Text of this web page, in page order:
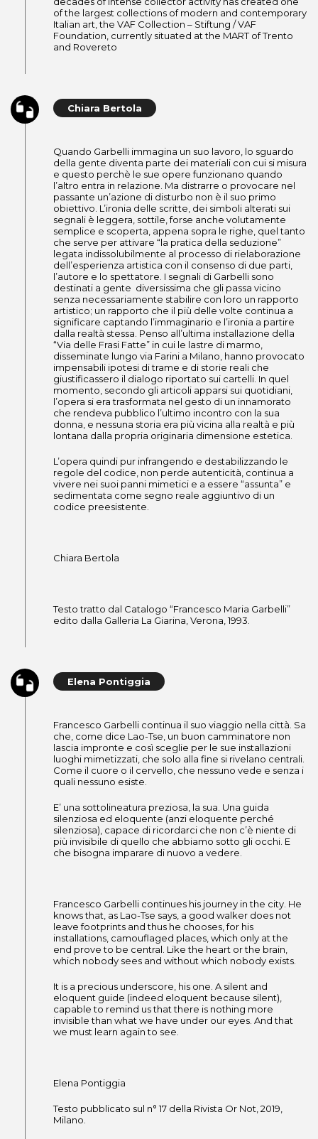
of the largest collections of modern and contemporary
Italian art, the VAF Collection – Stiftung / VAF
Foundation, currently situated at the MART of Trento
and Rovereto
Chiara Bertola
Quando Garbelli immagina un suo lavoro, lo sguardo
della gente diventa parte dei materiali con cui si misura
e questo perchè le sue opere funzionano quando
l’altro entra in relazione. Ma distrarre o provocare nel
passante un’azione di disturbo non è il suo primo
obiettivo. L’ironia delle scritte, dei simboli alterati sui
segnali è leggera, sottile, forse anche volutamente
semplice e scoperta, appena sopra le righe, quel tanto
che serve per attivare “la pratica della seduzione”
legata indissolubilmente al processo di rielaborazione
dell’esperienza artistica con il consenso di due parti,
l’autore e lo spettatore. I segnali di Garbelli sono
destinati a gente diversissima che gli passa vicino
senza necessariamente stabilire con loro un rapporto
artistico; un rapporto che il più delle volte continua a
significare captando l’immaginario e l’ironia a partire
dalla realtà stessa. Penso all’ultima installazione della
“Via delle Frasi Fatte” in cui le lastre di marmo,
disseminate lungo via Farini a Milano, hanno provocato
impensabili ipotesi di trame e di storie reali che
giustificassero il dialogo riportato sui cartelli. In quel
momento, secondo gli articoli apparsi sui quotidiani,
l’opera si era trasformata nel gesto di un innamorato
che rendeva pubblico l’ultimo incontro con la sua
donna, e nessuna storia era più vicina alla realtà e più
lontana dalla propria originaria dimensione estetica.
L’opera quindi pur infrangendo e destabilizzando le
regole del codice, non perde autenticità, continua a
vivere nei suoi panni mimetici e a essere “assunta” e
sedimentata come segno reale aggiuntivo di un
codice preesistente.
Chiara Bertola
Testo tratto dal Catalogo “Francesco Maria Garbelli”
edito dalla Galleria La Giarina, Verona, 1993.
Elena Pontiggia
Francesco Garbelli continua il suo viaggio nella città. Sa
che, come dice Lao-Tse, un buon camminatore non
lascia impronte e così sceglie per le sue installazioni
luoghi mimetizzati, che solo alla fine si rivelano centrali.
Come il cuore o il cervello, che nessuno vede e senza i
quali nessuno esiste.
E’ una sottolineatura preziosa, la sua. Una guida
silenziosa ed eloquente (anzi eloquente perché
silenziosa), capace di ricordarci che non c’è niente di
più invisibile di quello che abbiamo sotto gli occhi. E
che bisogna imparare di nuovo a vedere.
Francesco Garbelli continues his journey in the city. He
knows that, as Lao-Tse says, a good walker does not
leave footprints and thus he chooses, for his
installations, camouflaged places, which only at the
end prove to be central. Like the heart or the brain,
which nobody sees and without which nobody exists.
It is a precious underscore, his one. A silent and
eloquent guide (indeed eloquent because silent),
capable to remind us that there is nothing more
invisible than what we have under our eyes. And that
we must learn again to see.
Elena Pontiggia
Testo pubblicato sul n° 17 della Rivista Or Not, 2019,
Milano.